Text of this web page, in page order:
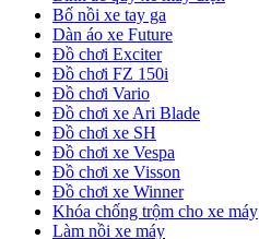
Bố nồi xe tay ga
Dàn áo xe Future
Đồ chơi Exciter
Đồ chơi FZ 150i
Đồ chơi Vario
Đồ chơi xe Ari Blade
Đồ chơi xe SH
Đồ chơi xe Vespa
Đồ chơi xe Visson
Đồ chơi xe Winner
Khóa chống trộm cho xe máy
Làm nồi xe máy